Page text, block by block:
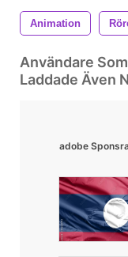
Animation
Användare
Laddade Även
adobe